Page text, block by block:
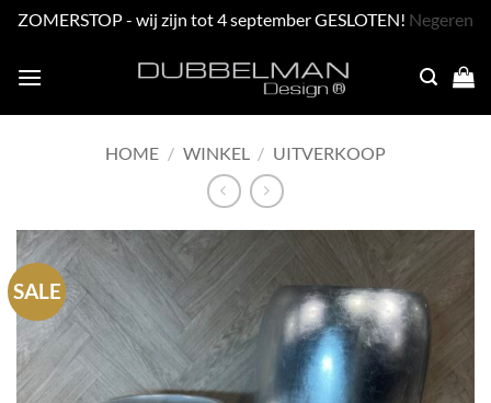
ZOMERSTOP - wij zijn tot 4 september GESLOTEN! Negeren
HOME / WINKEL / UITVERKOOP
SALE